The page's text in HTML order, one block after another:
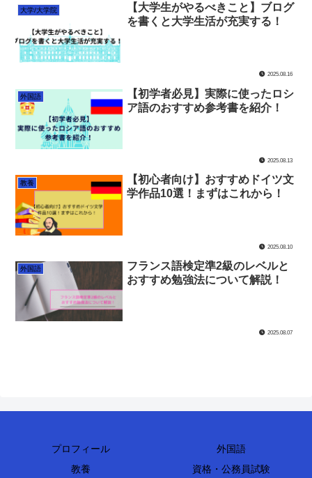
大学/大学院
【大学生がやるべきこと】ブログ
を書くと大学生活が充実する！
2025.08.16
外国語
【初学者必見】実際に使ったロシ
ア語のおすすめ参考書を紹介！
2025.08.13
教養
【初心者向け】おすすめドイツ文
学作品10選！まずはこれから！
2025.08.10
外国語
フランス語検定準2級のレベルと
おすすめ勉強法について解説！
2025.08.07
プロフィール
外国語
教養
資格・公務員試験